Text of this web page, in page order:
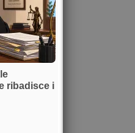
ribadisce i